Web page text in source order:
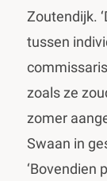
Zoutendijk.
tussen
zoals ze
zomer
Swaan in
‘Bovendien